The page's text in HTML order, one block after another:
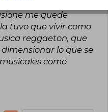
me quede
tuvo que vivir como
reggaeton, que
lo que se
como